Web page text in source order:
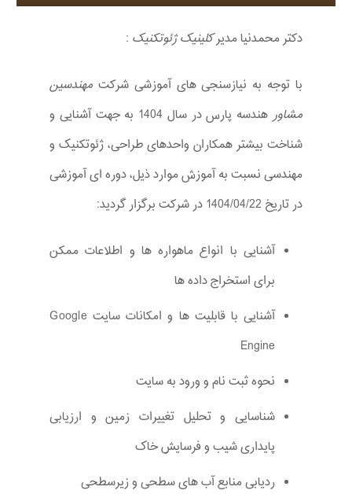
دکتر محمدنیا مدیرکلینیک ژئوتکنیک :
با توجه به نیازسنجی های آموزشی شرکت مهندسین
مشاور
هندسه پارس در سال 1404 به جهت آشنایی و
شناخت بیشتر همکاران واحدهای طراحی، ژئوتکنیک و
مهندسی نسبت به آموزش موارد ذیل، دوره ای آموزشی
در تاریخ 1404/04/22 در شرکت برگزار گردید:
آشنایی با انواع ماهواره ها و اطلاعات ممکن
برای استخراج داده ها
آشنایی با قابلیت ها و امکانات سایت Google
Engine
نحوه ثبت نام و ورود به سایت
شناسایی و تحلیل تغییرات زمین و ارزیابی
پایداری شیب و فرسایش خاک
ردیابی منابع آب های سطحی و زیرسطحی